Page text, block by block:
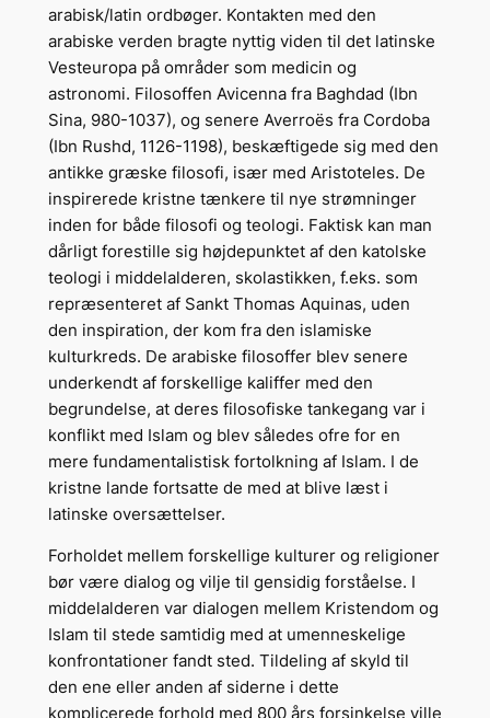
arabisk/latin ordbøger. Kontakten med den
arabiske verden bragte nyttig viden til det latinske
Vesteuropa på områder som medicin og
astronomi. Filosoffen Avicenna fra Baghdad (Ibn
Sina, 980-1037), og senere Averroës fra Cordoba
(Ibn Rushd, 1126-1198), beskæftigede sig med den
antikke græske filosofi, især med Aristoteles. De
inspirerede kristne tænkere til nye strømninger
inden for både filosofi og teologi. Faktisk kan man
dårligt forestille sig højdepunktet af den katolske
teologi i middelalderen, skolastikken, f.eks. som
repræsenteret af Sankt Thomas Aquinas, uden
den inspiration, der kom fra den islamiske
kulturkreds. De arabiske filosoffer blev senere
underkendt af forskellige kaliffer med den
begrundelse, at deres filosofiske tankegang var i
konflikt med Islam og blev således ofre for en
mere fundamentalistisk fortolkning af Islam. I de
kristne lande fortsatte de med at blive læst i
latinske oversættelser.
Forholdet mellem forskellige kulturer og religioner
bør være dialog og vilje til gensidig forståelse. I
middelalderen var dialogen mellem Kristendom og
Islam til stede samtidig med at umenneskelige
konfrontationer fandt sted. Tildeling af skyld til
den ene eller anden af siderne i dette
komplicerede forhold med 800 års forsinkelse ville